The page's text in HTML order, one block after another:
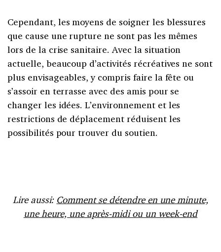
Cependant, les moyens de soigner les blessures
que cause une rupture ne sont pas les mêmes
lors de la crise sanitaire. Avec la situation
actuelle, beaucoup d’activités récréatives ne sont
plus envisageables, y compris faire la fête ou
s’assoir en terrasse avec des amis pour se
changer les idées. L’environnement et les
restrictions de déplacement réduisent les
possibilités pour trouver du soutien.
Lire aussi: Comment se détendre en une minute,
une heure, une après-midi ou un week-end